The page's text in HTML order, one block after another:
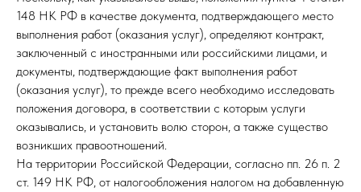
148 НК РФ в качестве документа, подтверждающего место
выполнения работ (оказания услуг), определяют контракт,
заключенный с иностранными или российскими лицами, и
документы, подтверждающие факт выполнения работ
(оказания услуг), то прежде всего необходимо исследовать
положения договора, в соответствии с которым услуги
оказывались, и установить волю сторон, а также существо
возникших правоотношений.
На территории Российской Федерации, согласно пп. 26 п. 2
ст. 149 НК РФ, от налогообложения налогом на добавленную